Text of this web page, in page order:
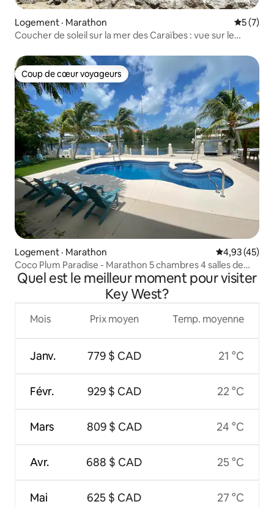
Logement · Marathon Note
5 (7)
Coucher de soleil sur la mer des Caraïbes : vue sur le
Coup de cœur voyageurs
Coup de cœur voyageurs
Logement · Marathon Note
4,93 (45)
Coco Plum Paradise - Marathon 5 chambres 4 salles de
bain bord de mer
Quel est le meilleur moment pour visiter
Key West?
Mois
Janv.
Févr.
Mars
Avr.
Mai
Prix moyen
779 $ CAD
929 $ CAD
809 $ CAD
688 $ CAD
625 $ CAD
Temp. moyenne
21 °C
22 °C
24 °C
25 °C
27 °C